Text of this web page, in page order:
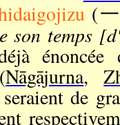
(
son temps
énoncée
Nāgājurna,
de